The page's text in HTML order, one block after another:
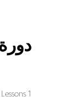
1 Lessons